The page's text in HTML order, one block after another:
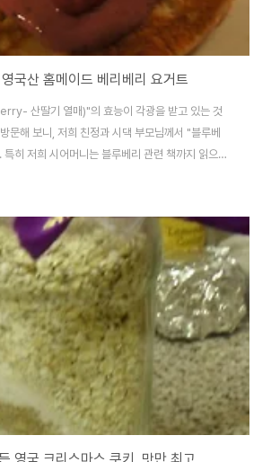
국산 홈메이드 베리베리 요거트
산딸기 열매)"의 효능이 각광을 받고 있는 것
문해 보니, 저희 친정과 시댁 부모님께서 "블루베
히 저희 시어머니는 블루베리 관련 책까지 읽으시
해 주셨어요. 블루베리는 시력저하 예방, 기억력 향
여성에게 특히 좋다는 이야기는 익히 들어서 알고
리"를 찾는 것도 좀 어렵고, 비싸잖아요. 그런데 영국
정원이라고 알려진 켄트 주에서 자라는 베리들은
제 이렇게 먹겠냐는 생각에 쇼핑을 할 때마다 ~베리